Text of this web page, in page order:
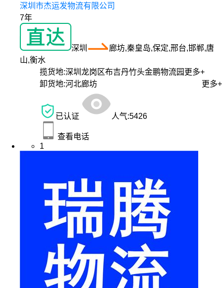
深圳市杰运发物流有限公司
7年
深圳
廊坊,秦皇岛,保定,邢台,邯郸,唐
山,衡水
揽货地:深圳龙岗区布吉丹竹头金鹏物流园 更多+
卸货地:河北廊坊 更多+
已认证 人气:5426
查看电话
1